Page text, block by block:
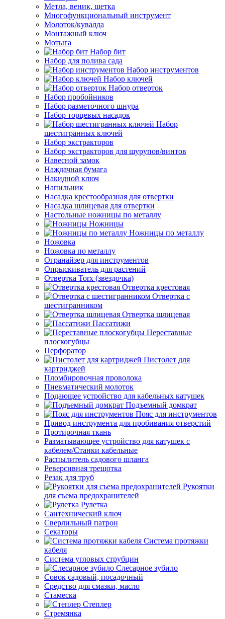
Метла, веник, щетка
Многофункциональный инструмент
Молоток/кувалда
Монтажный ключ
Мотыга
Набор бит
Набор для полива сада
Набор инструментов
Набор ключей
Набор отверток
Набор пробойников
Набор разметочного шнура
Набор торцевых насадок
Набор
шестигранных ключей
Набор экстракторов
Набор экстракторов для шурупов/винтов
Навесной замок
Наждачная бумага
Накидной ключ
Напильник
Насадка крестообразная для отвертки
Насадка шлицевая для отвертки
Настольные ножницы по металлу
Ножницы
Ножницы по металлу
Ножовка
Ножовка по металлу
Огранайзер для инструментов
Опрыскиватель для растений
Отвертка Torx (звездочка)
Отвертка крестовая
Отвертка с
шестигранником
Отвертка шлицевая
Пассатижи
Переставные
плоскогубцы
Перфоратор
Пистолет для
картриджей
Пломбировочная проволока
Пневматический молоток
Подающее устройство для кабельных катушек
Подъемный домкрат
Пояс для инструментов
Привод инструмента для пробивания отверстий
Протирочная ткань
Разматывающее устройство для катушек с
кабелем/Станки кабельные
Распылитель садового шланга
Реверсивная трещотка
Резак для труб
Рукоятки
для съема предохранителей
Рулетка
Сантехнический ключ
Сверлильный патрон
Секаторы
Система протяжки
кабеля
Система угловых струбцин
Слесарное зубило
Совок садовый, посадочный
Средство для смазки, масло
Стамеска
Степлер
Стремянка